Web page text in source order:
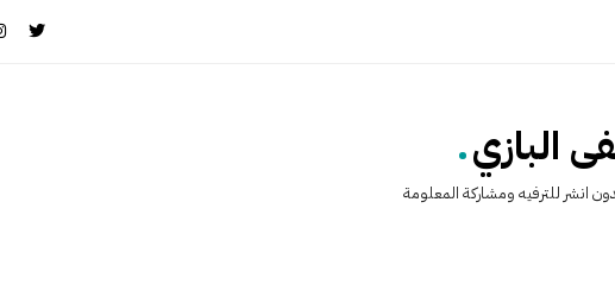
البازي.
انشر للترفيه ومشاركة المعلومة